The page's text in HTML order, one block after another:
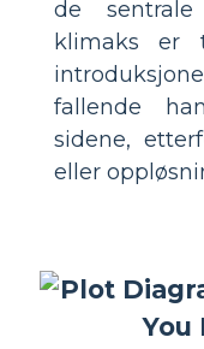
de
klimaks er
fallende
sidene,
eller